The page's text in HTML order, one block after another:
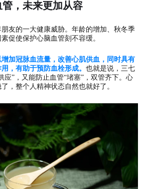
，未来更加从容
友的一大健康威胁。年龄的增加、秋冬季
促使保护心脑血管刻不容缓。
加冠脉血流量，改善心肌供血，同时具有
，有助于预防血栓形成。 也就是说，三七
应”，又能防止血管“堵塞”，双管齐下。心
，整个人精神状态自然也就好了。